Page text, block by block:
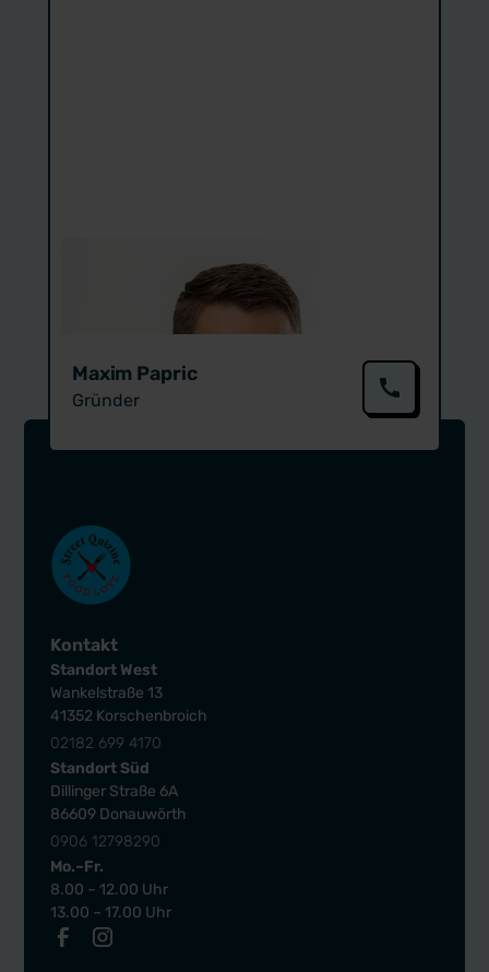
Maxim Papric
Gründer
Kontakt
Standort West
Wankelstraße 13
41352 Korschenbroich
02182 699 4170
Standort Süd
Dillinger Straße 6A
86609 Donauwörth
0906 12798290
Mo.–Fr.
8.00 – 12.00 Uhr
13.00 – 17.00 Uhr